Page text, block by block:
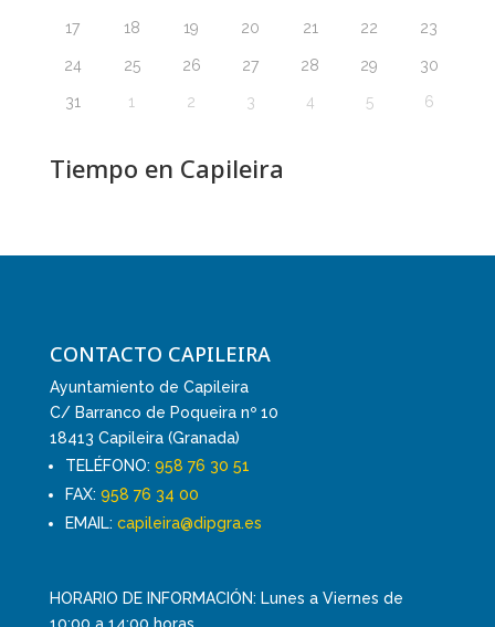
17 18 19 20 21 22 23
24 25 26 27 28 29 30
31 1 2 3 4 5 6
Tiempo en Capileira
CONTACTO CAPILEIRA
Ayuntamiento de Capileira
C/ Barranco de Poqueira nº 10
18413 Capileira (Granada)
TELÉFONO: 958 76 30 51
FAX: 958 76 34 00
EMAIL: capileira@dipgra.es
HORARIO DE INFORMACIÓN: Lunes a Viernes de